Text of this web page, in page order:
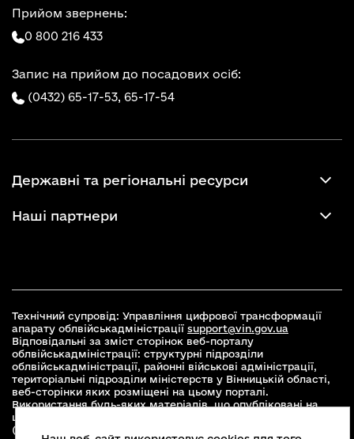
Прийом звернень:
0 800 216 433
Запис на прийом до посадових осіб:
(0432) 65-17-53, 65-17-54
Державні та регіональні ресурси
Наші партнери
Технічний супровід: Управління цифрової трансформації
апарату облвійськадміністрації support@vin.gov.ua
Відповідальні за зміст сторінок веб-порталу
облвійськадміністрації: структурні підрозділи
облвійськадміністрації, районні військові адміністрації,
територіальні підрозділи міністерств у Вінницькій області,
веб-сторінки яких розміщені на цьому порталі.
Використання будь-яких матеріалів, що опубліковані на
цьому сайті, дозволяється при умові зазначення посилання
(для інтернет-видань - гіперпосилання) на офіційний сайт